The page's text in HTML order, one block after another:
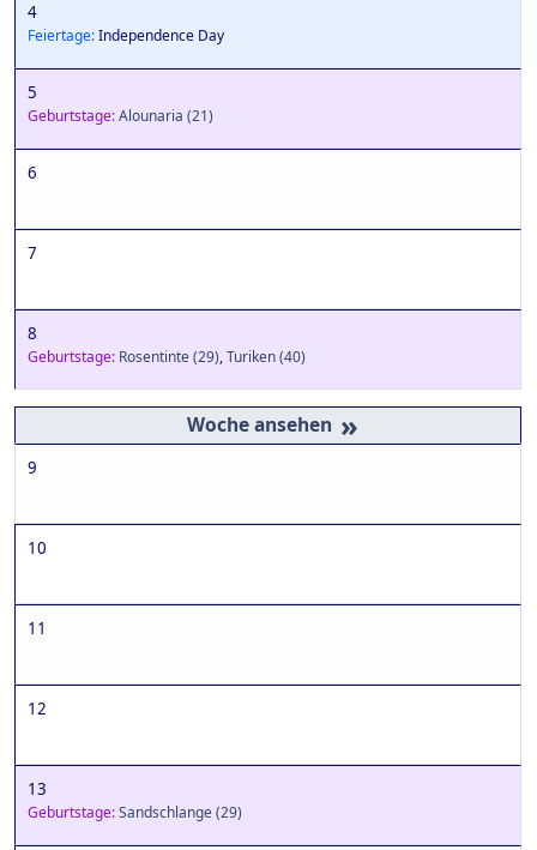
4
Feiertage:Independence Day
5
Geburtstage:Alounaria (21)
6
7
8
Geburtstage: Rosentinte(29),Turiken(40)
»
9
10
11
12
13
Geburtstage:Sandschlange(29)